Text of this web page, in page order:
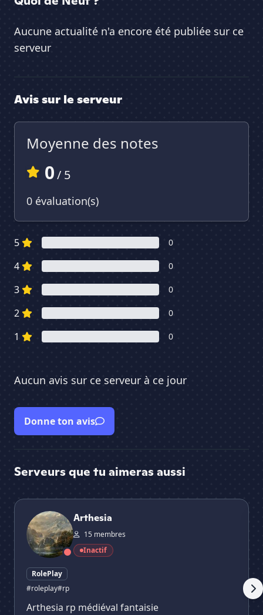
Aucune actualité n'a encore été publiée sur ce
serveur
Avis sur le serveur
Moyenne des notes
0/ 5
0 évaluation(s)
5 0
4 0
3 0
2 0
1 0
Aucun avis sur ce serveur à ce jour
Donne ton avis
Serveurs que tu aimeras aussi
Arthesia
Arthesia
15 membres
Inactif
RolePlay
#roleplay#rp
Arthesia rp médiéval fantaisie